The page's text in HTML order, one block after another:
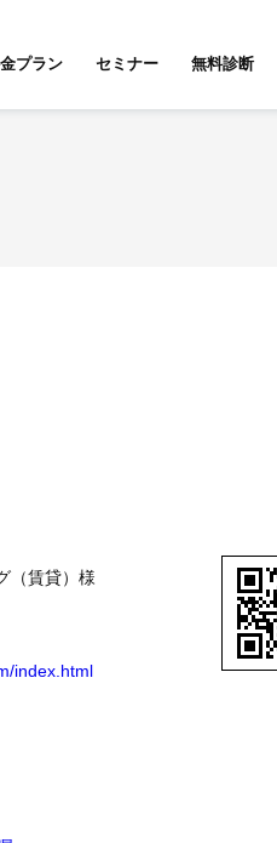
プラン セミナー 無料診断
（賃貸）様
index.html